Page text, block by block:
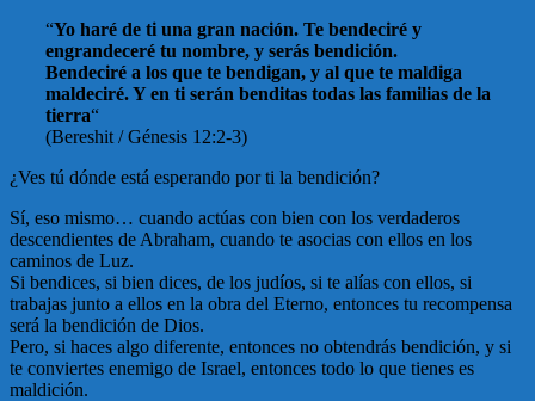
“Yo haré de ti una gran nación. Te bendeciré y
engrandeceré tu nombre, y serás bendición.
Bendeciré a los que te bendigan, y al que te maldiga
maldeciré. Y en ti serán benditas todas las familias de la
tierra“
(Bereshit / Génesis 12:2-3)
¿Ves tú dónde está esperando por ti la bendición?
Sí, eso mismo… cuando actúas con bien con los verdaderos
descendientes de Abraham, cuando te asocias con ellos en los
caminos de Luz.
Si bendices, si bien dices, de los judíos, si te alías con ellos, si
trabajas junto a ellos en la obra del Eterno, entonces tu recompensa
será la bendición de Dios.
Pero, si haces algo diferente, entonces no obtendrás bendición, y si
te conviertes enemigo de Israel, entonces todo lo que tienes es
maldición.